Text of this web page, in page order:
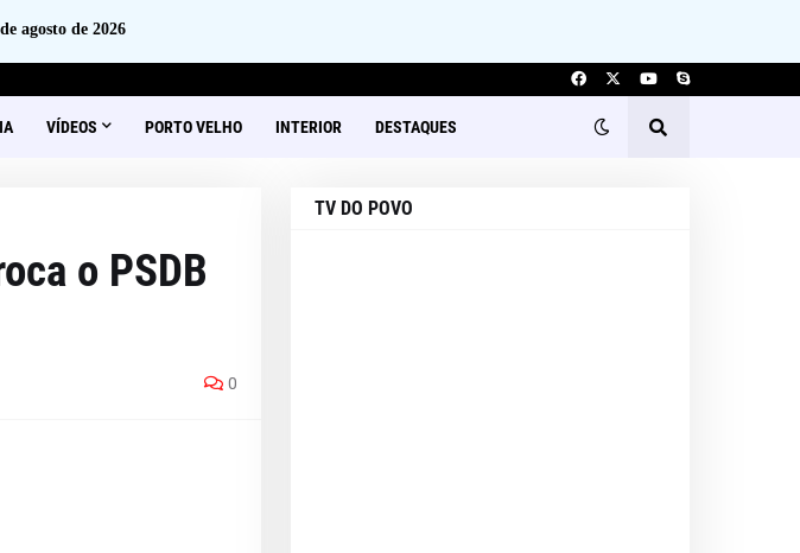
agosto de 2026
VÍDEOS PORTO VELHO INTERIOR DESTAQUES
o PSDB
0
TV DO POVO